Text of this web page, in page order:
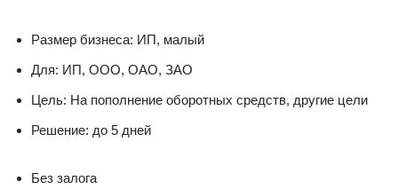
Размер бизнеса: ИП, малый
Для: ИП, ООО, ОАО, ЗАО
Цель: На пополнение оборотных средств, другие цели
Решение: до 5 дней
Без залога